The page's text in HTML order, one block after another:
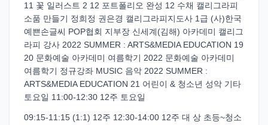
11 꽃 일러스트 2 12 포트폴리오 완성 12 수채 캘리그라피
소품 만들기 정희정 권은경 캘리그라피지도사 1급 (사)한국
예쁜손글씨 POP협회 지부장 신세계(김해) 아카데미 캘리그
라피 강사 2022 SUMMER : ARTS&MEDIA EDUCATION 19
20 문화예술 아카데미 여름학기 2022 문화예술 아카데미
여름학기 정규강좌 MUSIC 음악 2022 SUMMER :
ARTS&MEDIA EDUCATION 21 어린이 & 청소년 성악 기타
토요일 11:00-12:30 12주 토요일
09:15-11:15 (1:1) 12주 12:30-14:00 12주 대 상 초등~청소